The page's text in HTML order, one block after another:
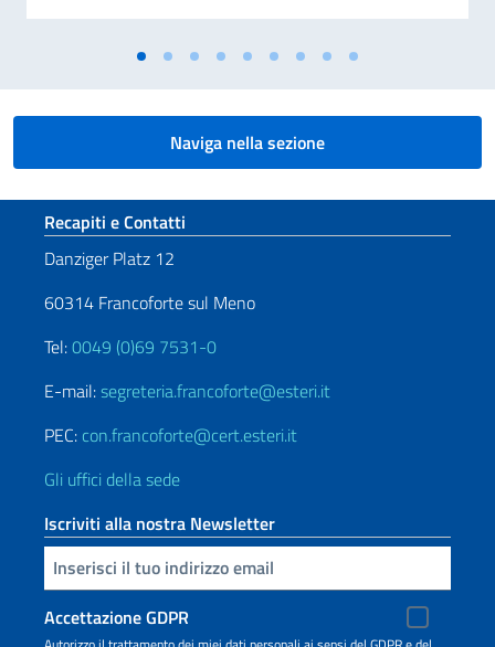
Naviga nella sezione
Sezione footer
Recapiti e Contatti
Danziger Platz 12
60314 Francoforte sul Meno
Tel:0049 (0)69 7531-0
E-mail:segreteria.francoforte@esteri.it
PEC: con.francoforte@cert.esteri.it
Gli uffici della sede
Iscriviti alla nostra Newsletter
Inserisci la tua email
Accettazione GDPR